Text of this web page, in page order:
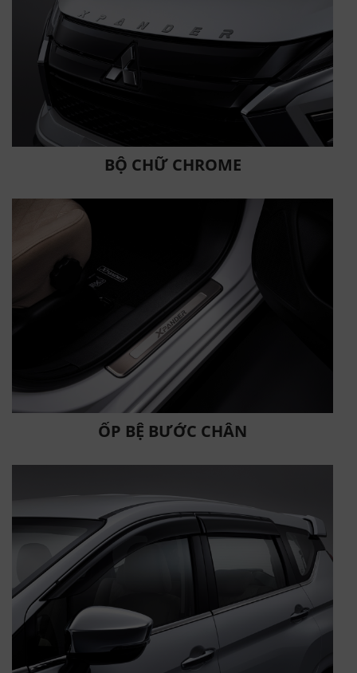
BỘ CHỮ CHROME
ỐP BỆ BƯỚC CHÂN